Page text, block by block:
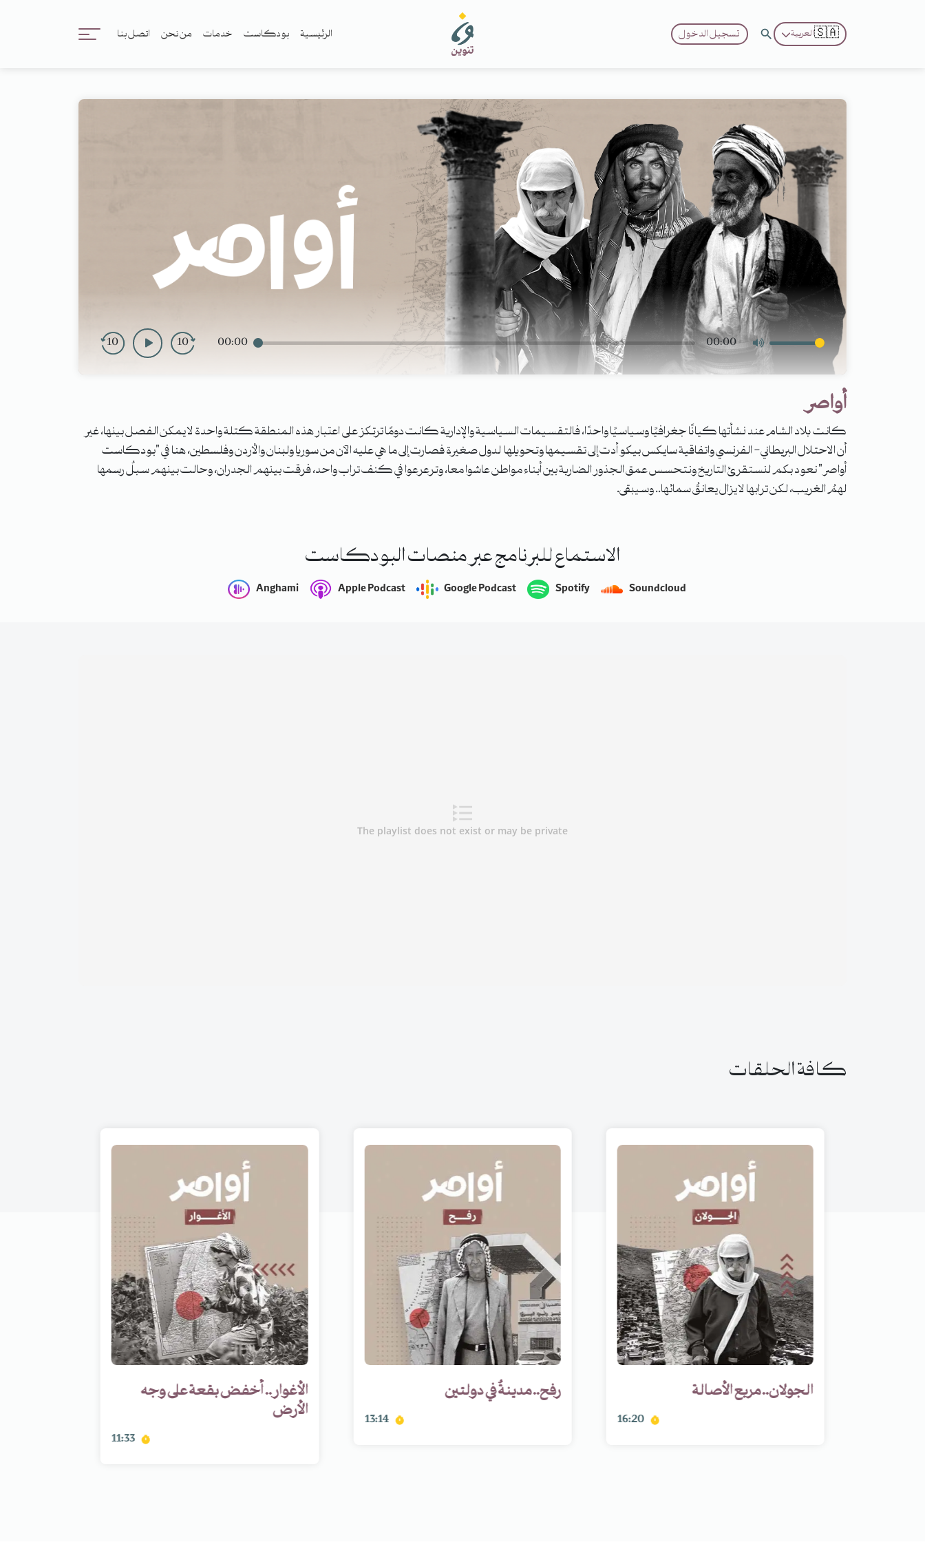
🇸🇦العربية تسجيل الدخول الرئيسية بودكاست خدمات من نحن اتصل بنا
10 10 00:00 00:00
أواصر
كانت بلاد الشام عند نشأتها كيانًا جغرافيًا وسياسيًا واحدًا، فالتقسيمات السياسية والإدارية كانت دومًا ترتكز على اعتبار هذه المنطقة كتلة واحدة لا يمكن الفصل بينها، غير
أن الاحتلال البريطاني- الفرنسي واتفاقية سايكس بيكو أدت إلى تقسيمها وتحويلها لدول صغيرة فصارت إلى ما هي عليه الآن من سوريا ولبنان والأردن وفلسطين، هنا في "بودكاست
أواصر" نعود بكم لنستقرئ التاريخ ونتحسس عمق الجذور الضاربة بين أبناء مواطن عاشوا معا، وترعرعوا في كنف تراب واحد، فرقت بينهم الجدران، وحالت بينهم سبلٌ رسمها
لهمُ الغريب، لكن ترابها لا يزال يعانقُ سمائها.. وسيبقى.
الاستماع للبرنامج عبر منصات البودكاست
Soundcloud
Spotify
Google Podcast
Apple Podcast
Anghami
كافة الحلقات
الجولان.. مربع الأصالة
16:20
رفح.. مدينةٌ في دولتين
13:14
الأغوار.. أخفض بقعة على وجه
الأرض
11:33